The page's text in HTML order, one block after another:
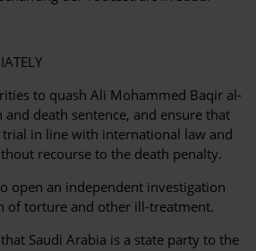
to quash Ali Mohammed Baqir al-
and death sentence, and ensure that
trial in line with international law and
recourse to the death penalty.
open an independent investigation
of torture and other ill-treatment.
Saudi Arabia is a state party to the